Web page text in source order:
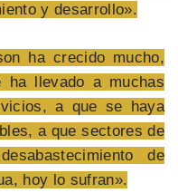
y desarrollo».
ha crecido mucho,
ha llevado a muchas
a que se haya
a que sectores de
de
hoy lo sufran».